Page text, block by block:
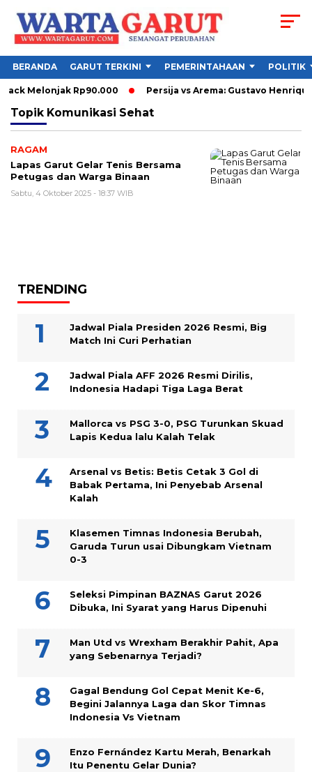
BERANDA GARUT TERKINI PEMERINTAHAAN POLITIK
Melonjak Rp90.000 Persija vs Arema: Gustavo
Topik Komunikasi Sehat
RAGAM
Lapas Garut Gelar Tenis Bersama
Petugas dan Warga Binaan
Sabtu, 4 Oktober 2025 - 18:37 WIB
TRENDING
Jadwal Piala Presiden 2026 Resmi, Big
Match Ini Curi Perhatian
Jadwal Piala AFF 2026 Resmi Dirilis,
Indonesia Hadapi Tiga Laga Berat
Mallorca vs PSG 3-0, PSG Turunkan Skuad
Lapis Kedua lalu Kalah Telak
Arsenal vs Betis: Betis Cetak 3 Gol di
Babak Pertama, Ini Penyebab Arsenal
Kalah
Klasemen Timnas Indonesia Berubah,
Garuda Turun usai Dibungkam Vietnam
0-3
Seleksi Pimpinan BAZNAS Garut 2026
Dibuka, Ini Syarat yang Harus Dipenuhi
Man Utd vs Wrexham Berakhir Pahit, Apa
yang Sebenarnya Terjadi?
Gagal Bendung Gol Cepat Menit Ke-6,
Begini Jalannya Laga dan Skor Timnas
Indonesia Vs Vietnam
Enzo Fernández Kartu Merah, Benarkah
Itu Penentu Gelar Dunia?